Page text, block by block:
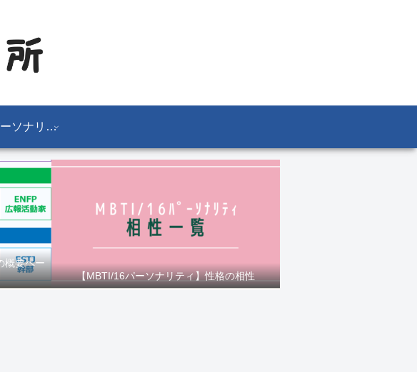
MBTI（16パーソナリティ）
概要ペー
【MBTI/16パーソナリティ】性格の相性